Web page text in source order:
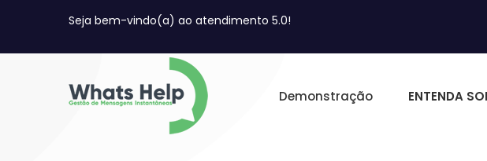
Seja bem-vindo(a) ao atendimento 5.0!
Demonstração ENTENDA